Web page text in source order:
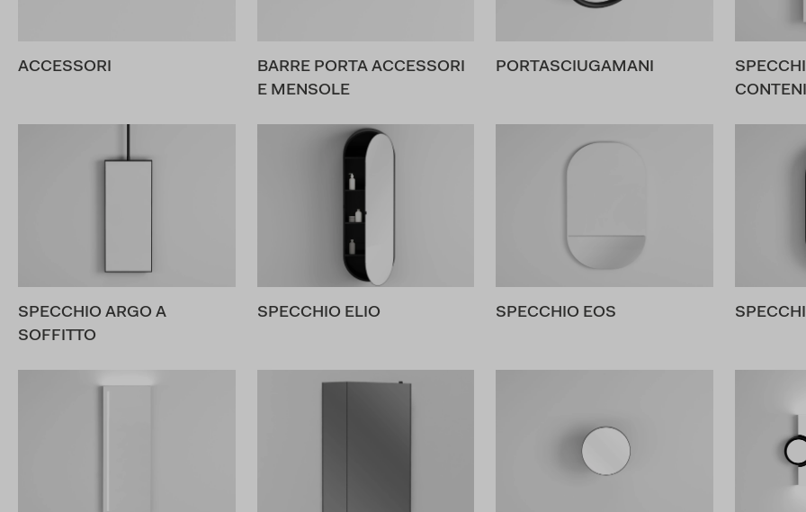
ACCESSORI
BARRE PORTA ACCESSORI
E MENSOLE
PORTASCIUGAMANI
SPECCHIO ARGO A
SOFFITTO
SPECCHIO ELIO SPECCHIO EOS